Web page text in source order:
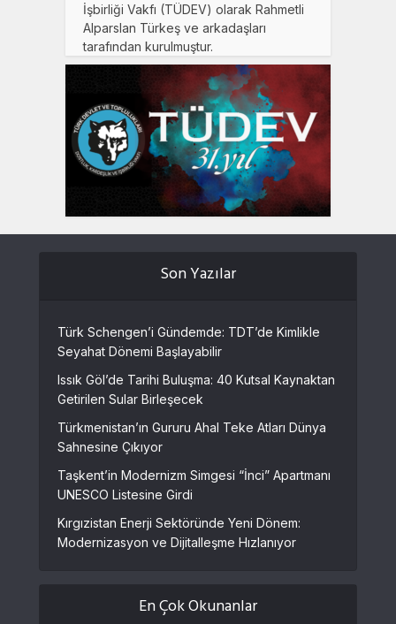
İşbirliği Vakfı (TÜDEV) olarak Rahmetli
Alparslan Türkeş ve arkadaşları
tarafından kurulmuştur.
Son Yazılar
Türk Schengen’i Gündemde: TDT’de Kimlikle
Seyahat Dönemi Başlayabilir
Issık Göl’de Tarihi Buluşma: 40 Kutsal Kaynaktan
Getirilen Sular Birleşecek
Türkmenistan’ın Gururu Ahal Teke Atları Dünya
Sahnesine Çıkıyor
Taşkent’in Modernizm Simgesi “İnci” Apartmanı
UNESCO Listesine Girdi
Kırgızistan Enerji Sektöründe Yeni Dönem:
Modernizasyon ve Dijitalleşme Hızlanıyor
En Çok Okunanlar